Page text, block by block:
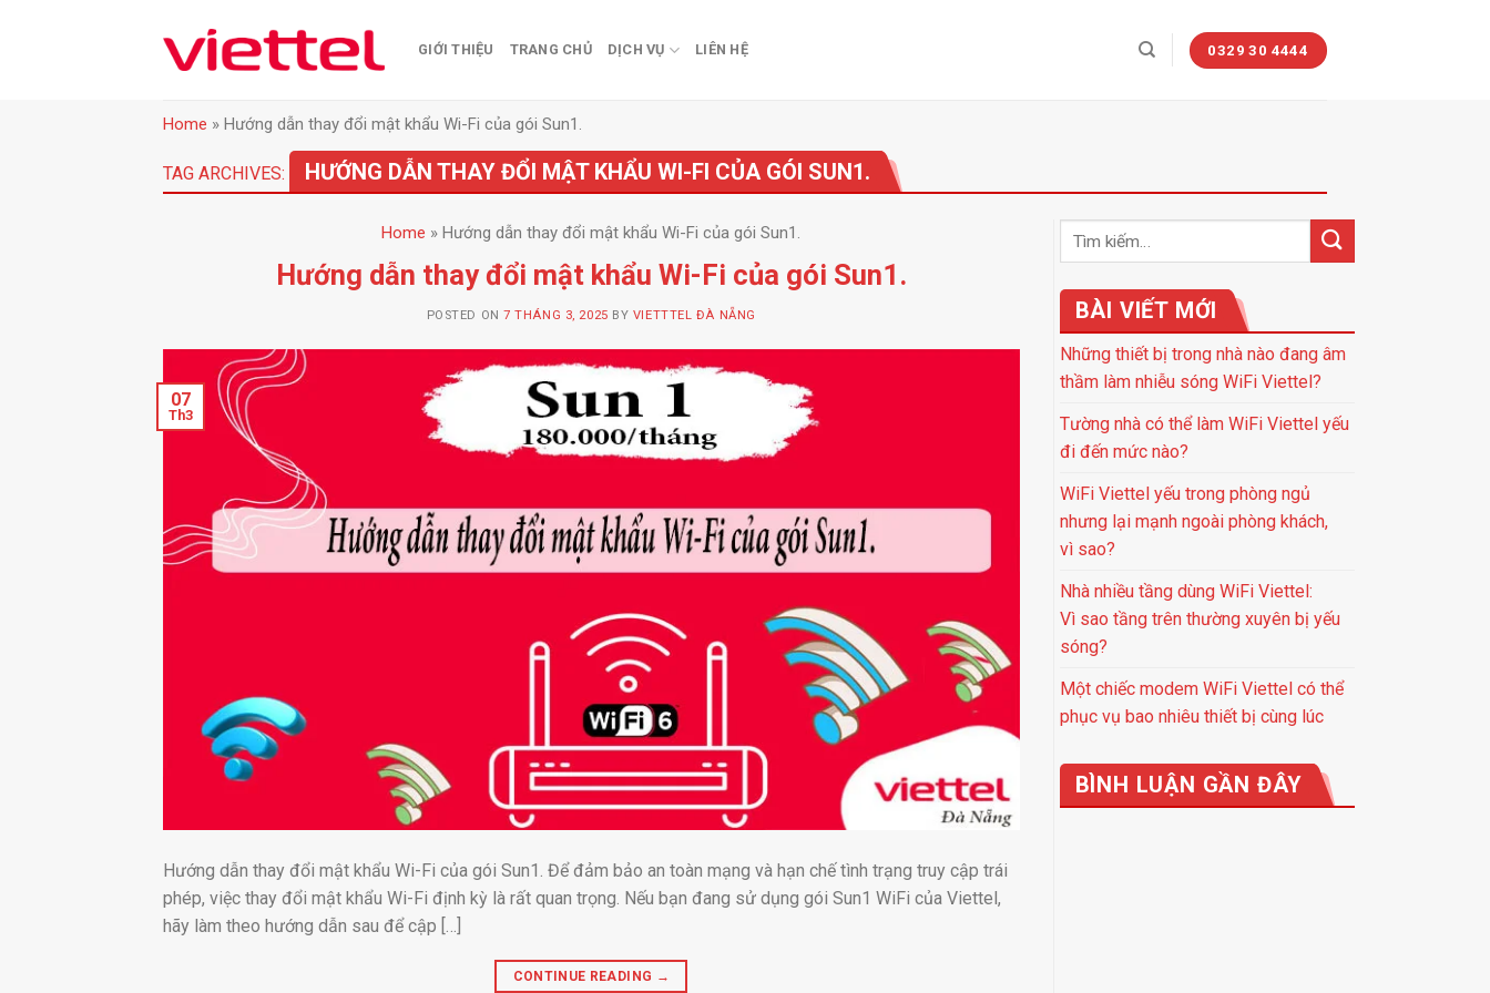
GIỚI THIỆU TRANG CHỦ DỊCH VỤ LIÊN HỆ 0329 30 4444
Home » Hướng dẫn thay đổi mật khẩu Wi-Fi của gói Sun1.
TAG ARCHIVES: HƯỚNG DẪN THAY ĐỔI MẬT KHẨU WI-FI CỦA GÓI SUN1.
Home »Hướng dẫn thay đổi mật khẩu Wi-Fi của gói Sun1.
Hướng dẫn thay đổi mật khẩu Wi-Fi của gói Sun1.
POSTED ON7 THÁNG 3, 2025 BY VIETTTEL ĐÀ NẴNG
07
Th3
Hướng dẫn thay đổi mật khẩu Wi-Fi của gói Sun1. Để đảm bảo an toàn mạng và hạn chế tình trạng truy cập trái
phép, việc thay đổi mật khẩu Wi-Fi định kỳ là rất quan trọng. Nếu bạn đang sử dụng gói Sun1 WiFi của Viettel,
hãy làm theo hướng dẫn sau để cập […]
CONTINUE READING →
BÀI VIẾT MỚI
Những thiết bị trong nhà nào đang âm
thầm làm nhiễu sóng WiFi Viettel?
Tường nhà có thể làm WiFi Viettel yếu
đi đến mức nào?
WiFi Viettel yếu trong phòng ngủ
nhưng lại mạnh ngoài phòng khách,
vì sao?
Nhà nhiều tầng dùng WiFi Viettel:
Vì sao tầng trên thường xuyên bị yếu
sóng?
Một chiếc modem WiFi Viettel có thể
phục vụ bao nhiêu thiết bị cùng lúc
BÌNH LUẬN GẦN ĐÂY